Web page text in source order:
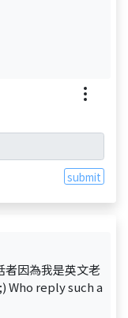
submit
者因為我是英文老
Who reply such a